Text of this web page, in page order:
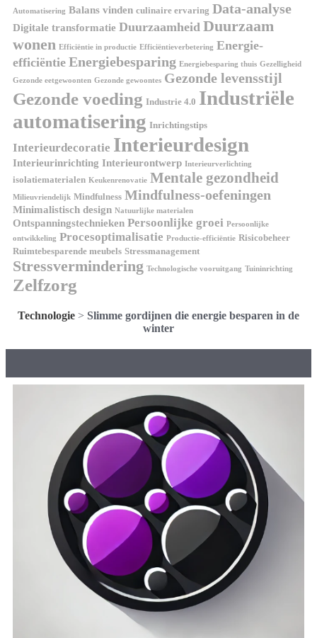
Automatisering Balans vinden culinaire ervaring Data-analyse
Digitale transformatie Duurzaamheid Duurzaam
wonen Efficiëntie in productie Efficiëntieverbetering Energie-
efficiëntie Energiebesparing Energiebesparing thuis Gezelligheid
Gezonde eetgewoonten Gezonde gewoontes Gezonde levensstijl
Gezonde voeding Industrie 4.0 Industriële
automatisering Inrichtingstips
Interieurdecoratie Interieurdesign
Interieurinrichting Interieurontwerp Interieurverlichting
isolatiematerialen Keukenrenovatie Mentale gezondheid
Milieuvriendelijk Mindfulness Mindfulness-oefeningen
Minimalistisch design Natuurlijke materialen
Ontspanningstechnieken Persoonlijke groei Persoonlijke
ontwikkeling Procesoptimalisatie Productie-efficiëntie Risicobeheer
Ruimtebesparende meubels Stressmanagement
Stressvermindering Technologische vooruitgang Tuininrichting
Zelfzorg
Technologie > Slimme gordijnen die energie besparen in de
winter